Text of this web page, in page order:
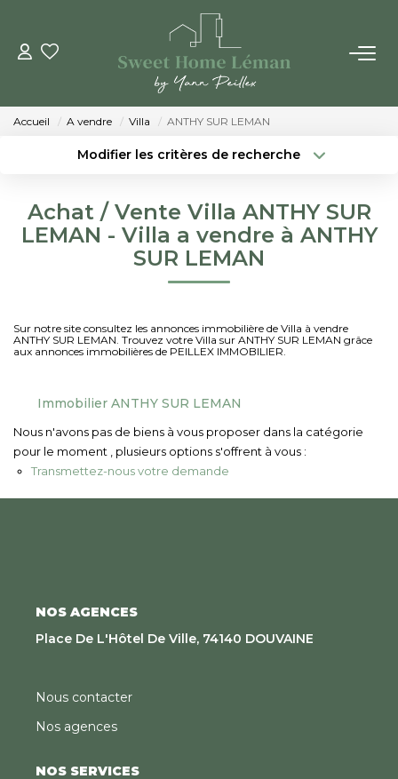
ACHETER
VENDRE
Qui Sommes-Nous
Nous Rejoindre
CONTACT
Accueil A vendre Villa ANTHY SUR LEMAN
Modifier les critères de recherche
Surface min Budget max
Plus de critères Créer une alerte
Achat / Vente Villa ANTHY SUR
LEMAN - Villa a vendre à ANTHY
SUR LEMAN
Sur notre site consultez les annonces immobilière de Villa à vendre
ANTHY SUR LEMAN. Trouvez votre Villa sur ANTHY SUR LEMAN grâce
aux annonces immobilières de PEILLEX IMMOBILIER.
Immobilier ANTHY SUR LEMAN
Nous n'avons pas de biens à vous proposer dans la catégorie
pour le moment , plusieurs options s'offrent à vous :
Transmettez-nous votre demande
NOS AGENCES
Place De L'Hôtel De Ville, 74140 DOUVAINE
Nous contacter
Nos agences
NOS SERVICES